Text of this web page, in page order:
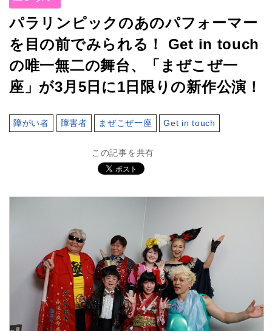
パラリンピックのあのパフォーマー
を目の前でみられる！ Get in touch
の唯一無二の舞台、「まぜこぜ一
座」が3月5日に1日限りの新作公演！
障がい者 障害者 まぜこぜ一座 Get in touch
この記事を共有